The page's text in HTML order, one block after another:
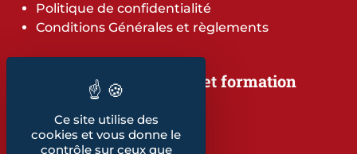
Politique de confidentialité
Conditions Générales et règlements
Notre offre de services et formation
Notre offre de services
Notre offre de formation
Notre dépliant formation
Ce site utilise des
cookies et vous donne le
contrôle sur ceux que